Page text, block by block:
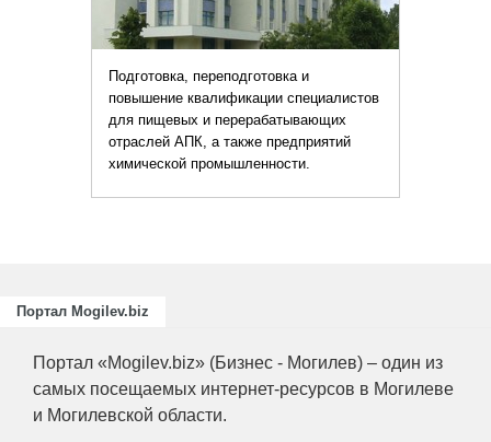
переподготовка и
квалификации специалистов
и перерабатывающих
а также предприятий
промышленности.
Портал Mogilev.biz
Портал «Mogilev.biz» (Бизнес - Могилев) – один из
самых посещаемых интернет-ресурсов в Могилеве
и Могилевской области.